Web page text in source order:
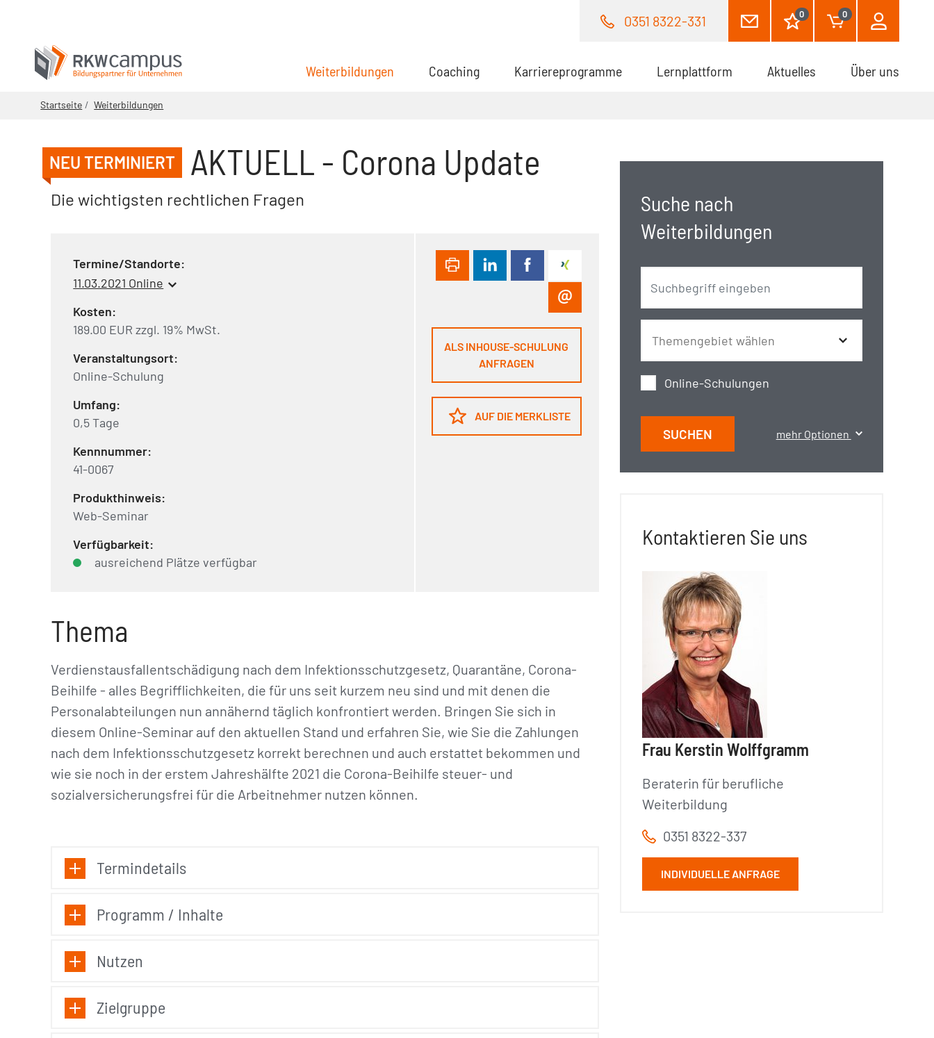
0351 8322-331 0 0
Weiterbildungen (aktuell)Coaching Karriereprogramme Lernplattform Aktuelles Über uns
Startseite Weiterbildungen
NEU TERMINIERT AKTUELL - Corona Update
Die wichtigsten rechtlichen Fragen
Termine/Standorte:
11.03.2021 Online
Kosten:
189.00 EUR zzgl. 19% MwSt.
Veranstaltungsort:
Online-Schulung
Umfang:
0,5 Tage
Kennnummer:
41-0067
Produkthinweis:
Web-Seminar
Verfügbarkeit:
ausreichend Plätze verfügbar
ALS INHOUSE-SCHULUNG
ANFRAGEN
AUF DIE MERKLISTE
Thema
Verdienstausfallentschädigung nach dem Infektionsschutzgesetz, Quarantäne, Corona-
Beihilfe - alles Begrifflichkeiten, die für uns seit kurzem neu sind und mit denen die
Personalabteilungen nun annähernd täglich konfrontiert werden. Bringen Sie sich in
diesem Online-Seminar auf den aktuellen Stand und erfahren Sie, wie Sie die Zahlungen
nach dem Infektionsschutzgesetz korrekt berechnen und auch erstattet bekommen und
wie sie noch in der erstem Jahreshälfte 2021 die Corona-Beihilfe steuer- und
sozialversicherungsfrei für die Arbeitnehmer nutzen können.
Termindetails
Programm / Inhalte
Nutzen
Zielgruppe
Suche nach
Weiterbildungen
Online-Schulungen
SUCHEN mehr Optionen
Kontaktieren Sie uns
Frau Kerstin Wolffgramm
Beraterin für berufliche
Weiterbildung
0351 8322-337
INDIVIDUELLE ANFRAGE